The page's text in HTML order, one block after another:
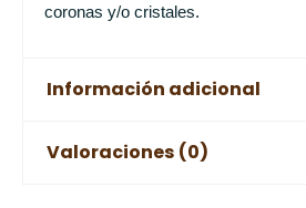
coronas y/o cristales.
Información adicional
Color
Valoraciones (0)